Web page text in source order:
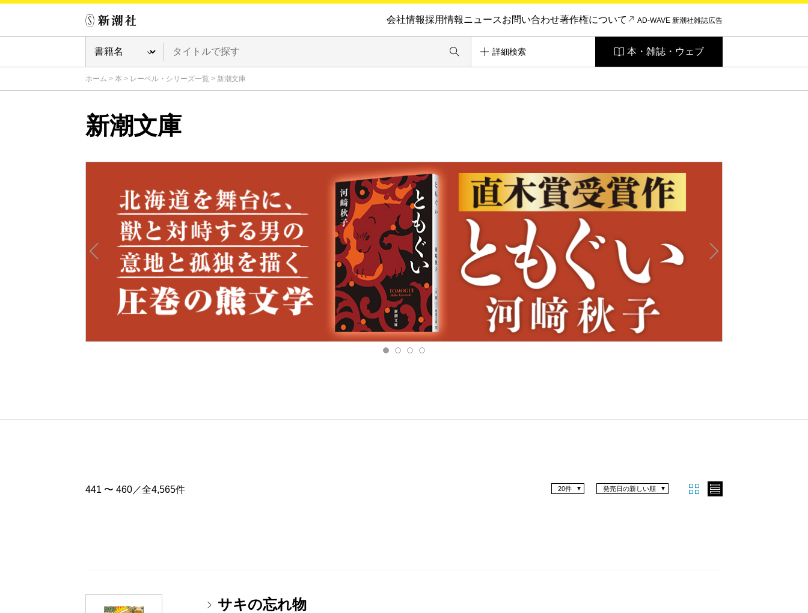
会社情報採用情報ニュースお問い合わせ著作権について AD-WAVE 新潮社雑誌広告
詳細検索 本・雑誌・ウェブ
ホーム > 本 > レーベル・シリーズ一覧 > 新潮文庫
新潮文庫
441 〜 460／全4,565件 発売日の新しい順
20件
サキの忘れ物